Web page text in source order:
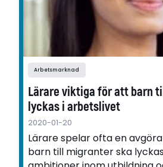
Arbetsmarknad
Lärare viktiga för att barn
lyckas i arbetslivet
2020-01-20
Lärare spelar ofta en
barn till migranter ska